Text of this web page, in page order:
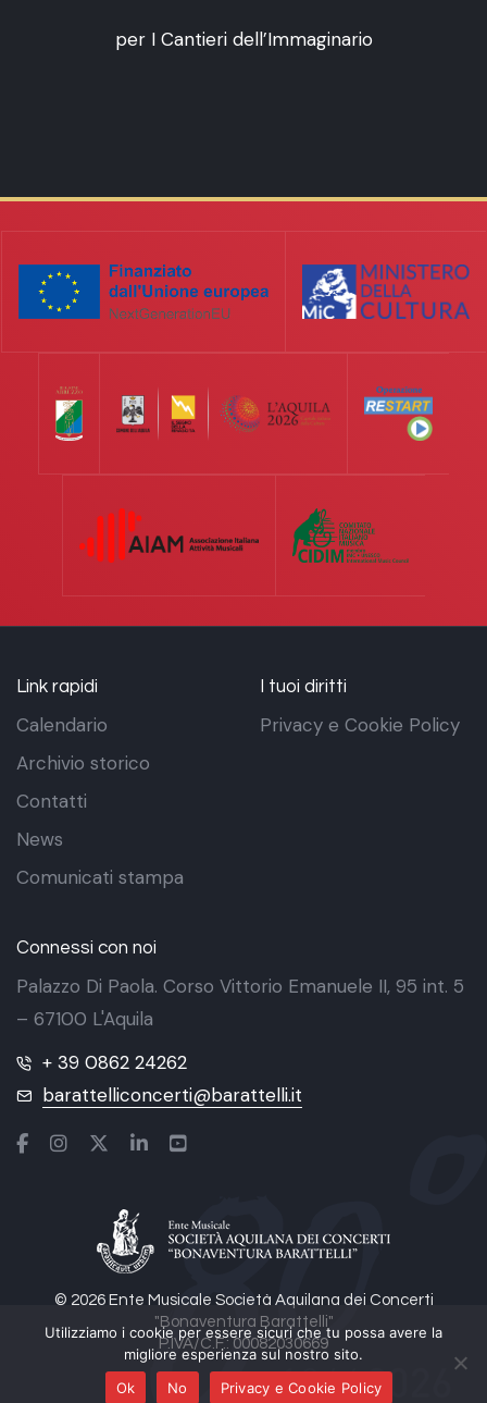
per I Cantieri dell’Immaginario
© 2026 Ente Musicale Società Aquilana dei Concerti
"Bonaventura Barattelli"
P.IVA/C.F.: 00082030669
Link rapidi
Calendario
Archivio storico
Contatti
News
Comunicati stampa
I tuoi diritti
Privacy e Cookie Policy
Connessi con noi
Palazzo Di Paola. Corso Vittorio Emanuele II, 95 int. 5
– 67100 L'Aquila
+ 39 0862 24262
barattelliconcerti@barattelli.it
Utilizziamo i cookie per essere sicuri che tu possa avere la
migliore esperienza sul nostro sito.
Ok
No Privacy e Cookie Policy